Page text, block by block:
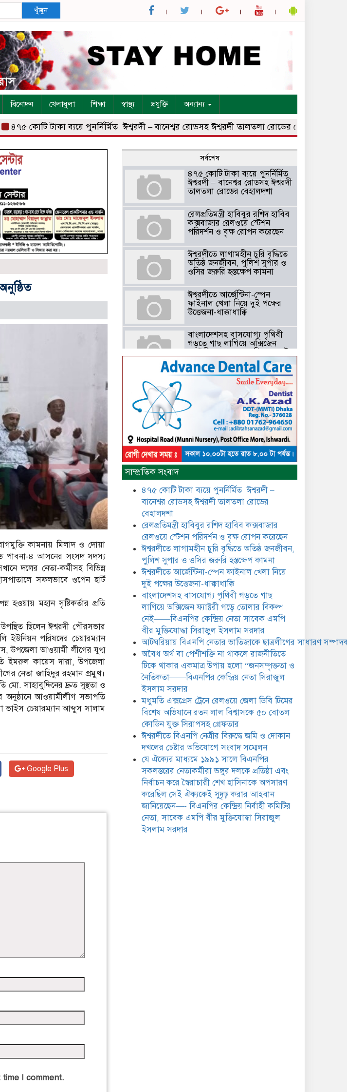
খুঁজুন
বিনোদন খেলাধুলা শিক্ষা স্বাস্থ্য প্রযুক্তি অন্যান্য
কোটি টাকা ব্যয়ে পুনর্নির্মিত ঈশ্বরদী – বানেশ্বর রোডসহ ঈশ্বরদী তালতলা রোডের বেহালদশা
রোগমুক্তি কামনায় মিলাদ ও দোয়া
পাবনা-৪ আসনের সংসদ সদস্য
দলের নেতা-কর্মীসহ বিভিন্ন
সফলভাবে ওপেন হার্ট
হওয়ায় মহান সৃষ্টিকর্তার প্রতি
ছিলেন ঈশ্বরদী পৌরসভার
পরিষদের চেয়ারম্যান
উপজেলা আওয়ামী লীগের যুগ্ম
ইমরুল কায়েস দারা, উপজেলা
নেতা জাহিদুর রহমান প্রমুখ।
মো. সাহাবুদ্দিনের দ্রুত সুস্থতা ও
আওয়ামীলীগ সভাপতি
চেয়ারম্যান আব্দুস সালাম
Google Plus
I comment.
সর্বশেষ
৪৭৫ কোটি টাকা ব্যয়ে পুনর্নির্মিত
ঈশ্বরদী – বানেশ্বর রোডসহ ঈশ্বরদী
তালতলা রোডের বেহালদশা
রেলপ্রতিমন্ত্রী হাবিবুর রশিদ হাবিব
কক্সবাজার রেলওয়ে স্টেশন
পরিদর্শন ও বৃক্ষ রোপন করেছেন
ঈশ্বরদীতে লাগামহীন চুরি বৃদ্ধিতে
অতিষ্ঠ জনজীবন, পুলিশ সুপার ও
ওসির জরুরি হস্তক্ষেপ কামনা ​
ঈশ্বরদীতে আর্জেন্টিনা-স্পেন
ফাইনাল খেলা নিয়ে দুই পক্ষের
উত্তেজনা-ধাক্কাধাক্কি
বাংলাদেশসহ বাসযোগ্য পৃথিবী
গড়তে গাছ লাগিয়ে অক্সিজেন
——বিএনপির কেন্দ্রিয় নেতা
সাবেক এমপি বীর মুক্তিযোদ্ধা
সিরাজুল ইসলাম সরদার
আটঘরিয়ায় বিএনপি নেতার ভাতিজাকে ছাত্রলীগের সাধারণ সম্পাদক
​​অবৈধ অর্থ বা পেশীশক্তি না থাকলে
রাজনীতিতে টিকে থাকার একমাত্র
নৈতিকতা——বিএনপির কেন্দ্রিয়
নেতা সিরাজুল ইসলাম সরদার
জেলা ডিবি টিমের বিশেষ অভিযানে
রতন লাল বিশ্বাসকে ৫০ বোতল
কোডিন যুক্ত সিরাপসহ গ্রেফতার
ঈশ্বরদীতে বিএনপি নেত্রীর বিরুদ্ধে
জমি ও দোকান দখলের চেষ্টার
অভিযোগে সংবাদ সম্মেলন
যে ঐক্যের মাধ্যমে ১৯৯১ সালে
বিএনপির সকলস্তরের নেতাকর্মীরা
ভঙ্গুর দলকে প্রতিষ্ঠা এবং নির্বাচন
করে স্বৈরাচারী শেখ হাসিনাকে
অপসারণ করেছিল সেই ঐক্যকেই
সুদৃঢ় করার আহবান জানিয়েছেন—- বিএনপির কেন্দ্রিয়
নির্বাহী কমিটির নেতা, সাবেক এমপি বীর মুক্তিযোদ্ধা
সিরাজুল ইসলাম সরদার
সাম্প্রতিক সংবাদ
৪৭৫ কোটি টাকা ব্যয়ে পুনর্নির্মিত ঈশ্বরদী –
বানেশ্বর রোডসহ ঈশ্বরদী তালতলা রোডের
বেহালদশা
রেলপ্রতিমন্ত্রী হাবিবুর রশিদ হাবিব কক্সবাজার
রেলওয়ে স্টেশন পরিদর্শন ও বৃক্ষ রোপন করেছেন
ঈশ্বরদীতে লাগামহীন চুরি বৃদ্ধিতে অতিষ্ঠ জনজীবন,
পুলিশ সুপার ও ওসির জরুরি হস্তক্ষেপ কামনা ​
ঈশ্বরদীতে আর্জেন্টিনা-স্পেন ফাইনাল খেলা নিয়ে
দুই পক্ষের উত্তেজনা-ধাক্কাধাক্কি
বাংলাদেশসহ বাসযোগ্য পৃথিবী গড়তে গাছ
লাগিয়ে অক্সিজেন ফ্যাক্টরী গড়ে তোলার বিকল্প
নেই——বিএনপির কেন্দ্রিয় নেতা সাবেক এমপি
বীর মুক্তিযোদ্ধা সিরাজুল ইসলাম সরদার
আটঘরিয়ায় বিএনপি নেতার ভাতিজাকে ছাত্রলীগের সাধারণ
​​অবৈধ অর্থ বা পেশীশক্তি না থাকলে রাজনীতিতে
টিকে থাকার একমাত্র উপায় হলো “জনসম্পৃক্ততা ও
নৈতিকতা——বিএনপির কেন্দ্রিয় নেতা সিরাজুল
ইসলাম সরদার
মধুমতি এক্সপ্রেস ট্রেনে রেলওয়ে জেলা ডিবি টিমের
বিশেষ অভিযানে রতন লাল বিশ্বাসকে ৫০ বোতল
কোডিন যুক্ত সিরাপসহ গ্রেফতার
ঈশ্বরদীতে বিএনপি নেত্রীর বিরুদ্ধে জমি ও দোকান
দখলের চেষ্টার অভিযোগে সংবাদ সম্মেলন
যে ঐক্যের মাধ্যমে ১৯৯১ সালে বিএনপির
সকলস্তরের নেতাকর্মীরা ভঙ্গুর দলকে প্রতিষ্ঠা এবং
নির্বাচন করে স্বৈরাচারী শেখ হাসিনাকে অপসারণ
করেছিল সেই ঐক্যকেই সুদৃঢ় করার আহবান
জানিয়েছেন—- বিএনপির কেন্দ্রিয় নির্বাহী কমিটির
নেতা, সাবেক এমপি বীর মুক্তিযোদ্ধা সিরাজুল
ইসলাম সরদার